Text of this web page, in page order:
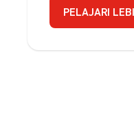
PELAJARI